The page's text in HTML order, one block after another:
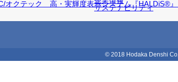
オクテック 高・実輝度表示システム『HALDiS®
サステナビリティ
© 2018 Hodaka Denshi